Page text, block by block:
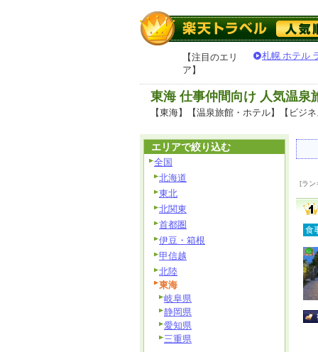
【注目のエリ
ア】
札幌 ホテル
東海 仕事仲間向け 人気温泉
【東海】【温泉旅館・ホテル】【ビジ
[ラン
食
エリアで絞り込む
全国
北海道
東北
北関東
首都圏
伊豆・箱根
甲信越
北陸
東海
岐阜県
静岡県
愛知県
三重県